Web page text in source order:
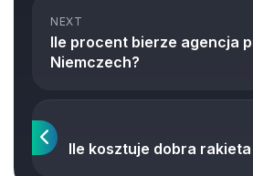
NEXT
Ile procent bierze agencja
Niemczech?
Ile kosztuje dobra